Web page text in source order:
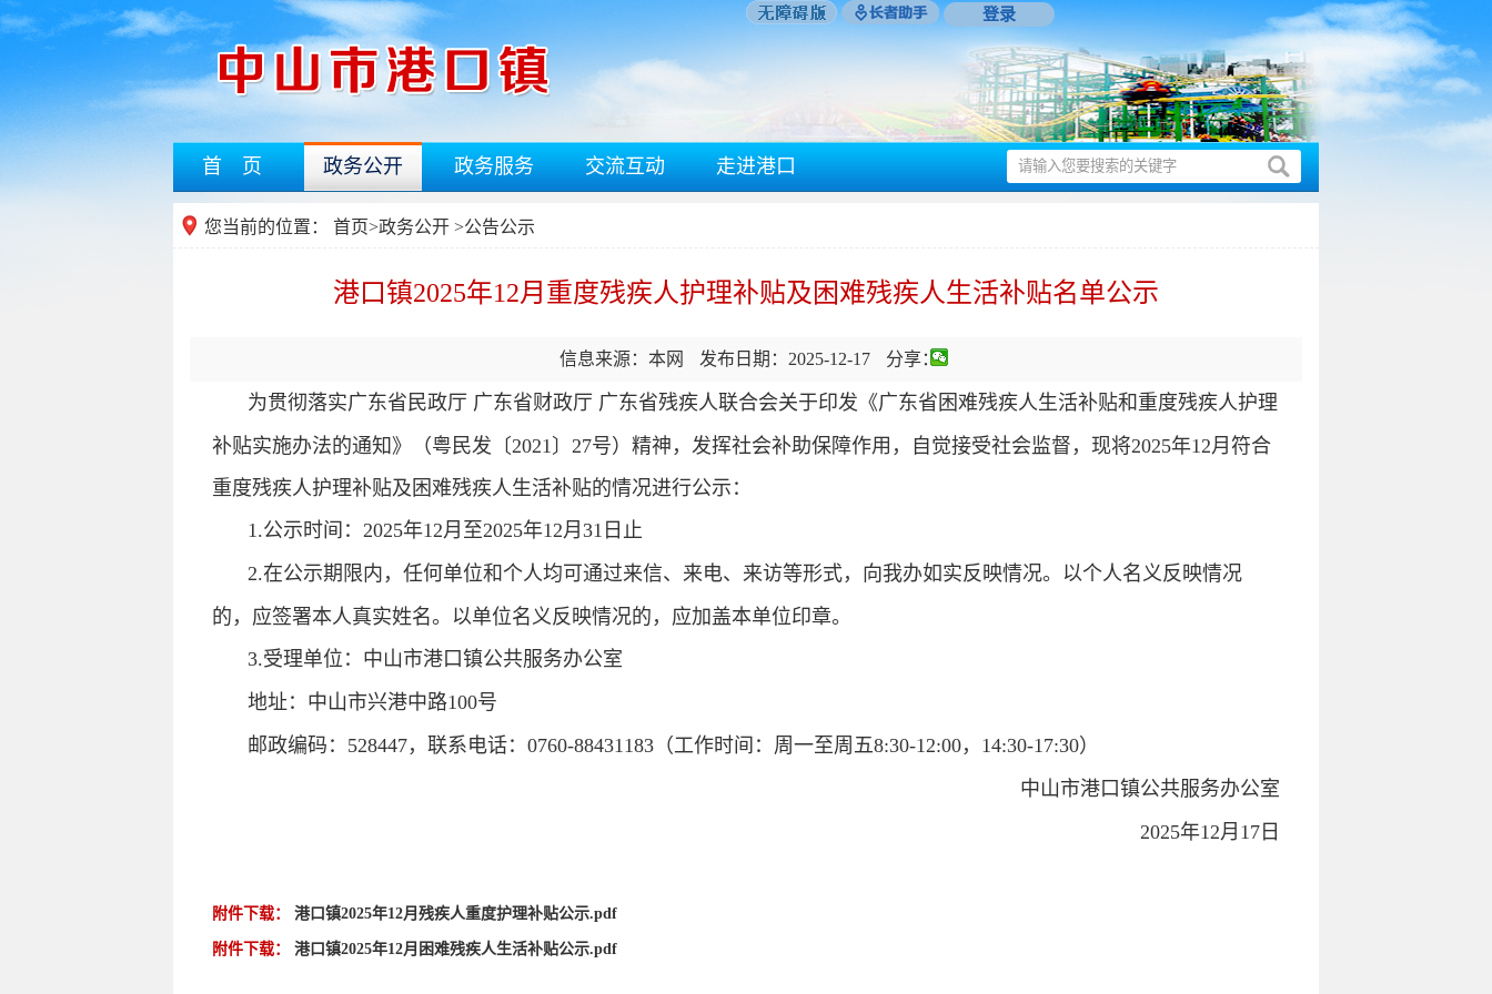
登录
首 页 政务公开 政务服务 交流互动 走进港口
您当前的位置： 首页>政务公开 >公告公示
港口镇2025年12月重度残疾人护理补贴及困难残疾人生活补贴名单公示
信息来源：本网 发布日期：2025-12-17 分享：
为贯彻落实广东省民政厅 广东省财政厅 广东省残疾人联合会关于印发《广东省困难残疾人生活补贴和重度残疾人护理
补贴实施办法的通知》（粤民发〔2021〕27号）精神，发挥社会补助保障作用，自觉接受社会监督，现将2025年12月符合
重度残疾人护理补贴及困难残疾人生活补贴的情况进行公示：
1.公示时间：2025年12月至2025年12月31日止
2.在公示期限内，任何单位和个人均可通过来信、来电、来访等形式，向我办如实反映情况。以个人名义反映情况
的，应签署本人真实姓名。以单位名义反映情况的，应加盖本单位印章。
3.受理单位：中山市港口镇公共服务办公室
地址：中山市兴港中路100号
邮政编码：528447，联系电话：0760-88431183（工作时间：周一至周五8:30-12:00，14:30-17:30）
中山市港口镇公共服务办公室
2025年12月17日
附件下载： 港口镇2025年12月残疾人重度护理补贴公示.pdf
附件下载： 港口镇2025年12月困难残疾人生活补贴公示.pdf